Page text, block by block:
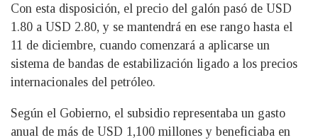
Con esta disposición, el precio del galón pasó de USD
1.80 a USD 2.80, y se mantendrá en ese rango hasta el
11 de diciembre, cuando comenzará a aplicarse un
sistema de bandas de estabilización ligado a los precios
internacionales del petróleo.
Según el Gobierno, el subsidio representaba un gasto
anual de más de USD 1,100 millones y beneficiaba en